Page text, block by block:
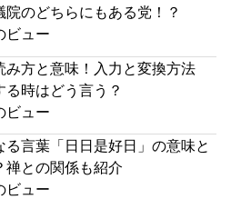
院のどちらにもある党！？
ビュー
み方と意味！入力と変換方法
る時はどう言う？
ビュー
る言葉「日日是好日」の意味と
禅との関係も紹介
ビュー